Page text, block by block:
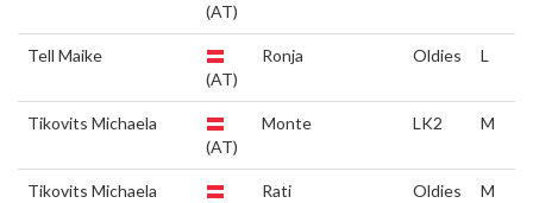
(AT)
Tell Maike
(AT)
Ronja Oldies L
Tikovits Michaela
(AT)
Monte LK2 M
Tikovits Michaela
Rati Oldies M